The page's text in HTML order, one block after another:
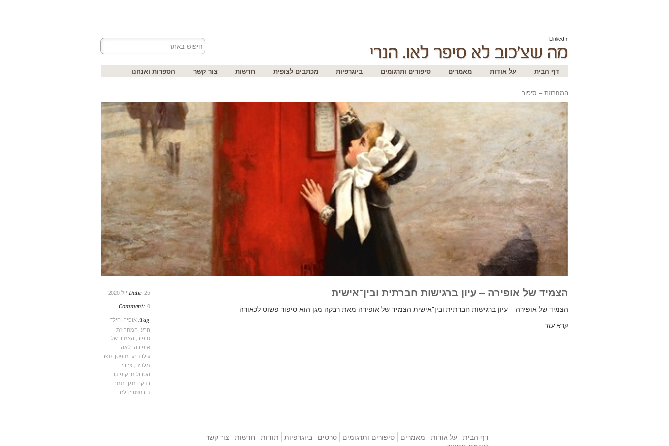
LinkedIn
דף הבית על אודות מאמרים סיפורים ותרגומים ביוגרפיות מכתבים לצופית חדשות צור קשר הספרות ואנחנו
המחרוזת – סיפור
Date: 25 יול 2020
Comment: 0
Tag: אופיר הילד
הרע המחרוזת -
סיפור הצמיד של
אופירה לאה
גולדברג מופסן ספר
מלכים ציידי
הטרולים קופיקו
רבקה מגן תמר
בורנשטיין־לזר
הצמיד של אופירה – עיון ברגישות חברתית ובין־אישית
הצמיד של אופירה – עיון ברגישות חברתית ובין־אישית הצמיד של אופירה מאת רבקה מגן הוא סיפור פשוט לכאורה
קרא עוד
דף הבית על אודות מאמרים סיפורים ותרגומים סרטים ביוגרפיות תודות חדשות צור קשר